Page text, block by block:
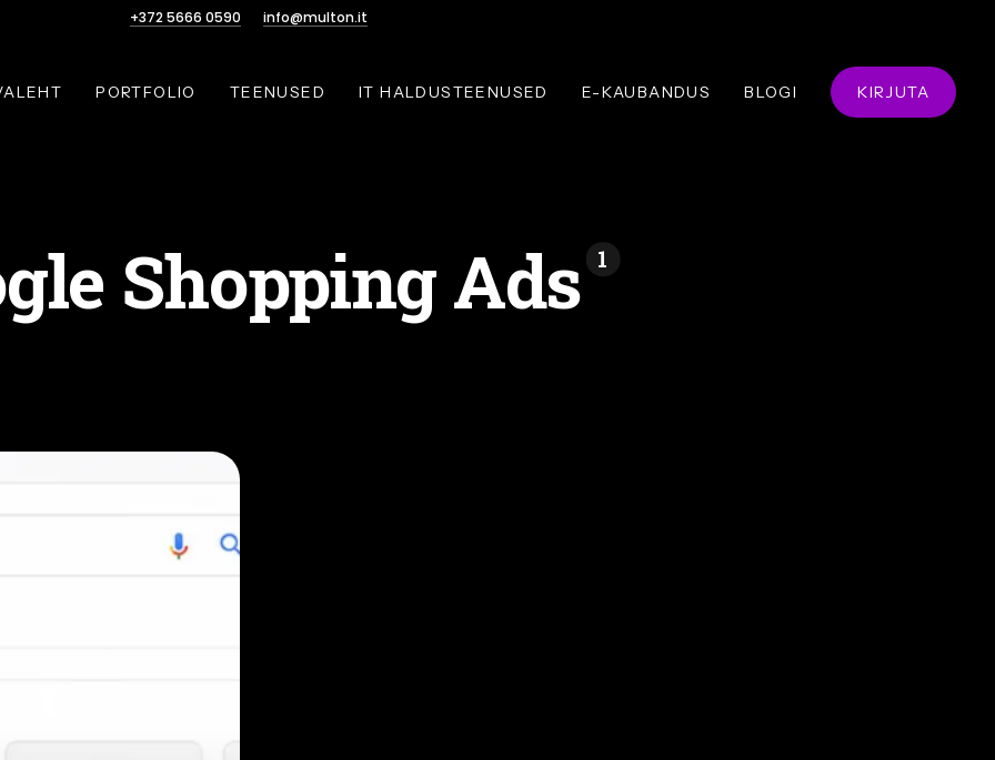
+372 5666 0590 info@multon.it
PORTFOLIO TEENUSED IT HALDUSTEENUSED E-KAUBANDUS BLOGI KIRJUTA
Shopping Ads 1